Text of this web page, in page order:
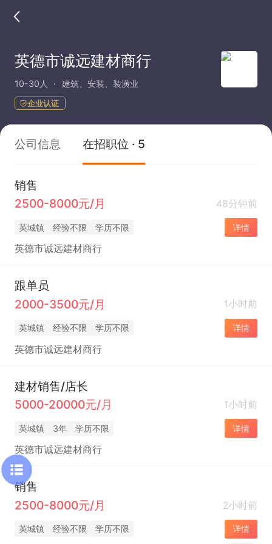
英德市诚远建材商行
10-30人 建筑、安装、装潢业
企业认证
公司信息 在招职位 · 5
销售
2500-8000元/月
48分钟前
英城镇 经验不限 学历不限 详情
英德市诚远建材商行
跟单员
2000-3500元/月
1小时前
英城镇 经验不限 学历不限 详情
英德市诚远建材商行
建材销售/店长
5000-20000元/月
1小时前
英城镇 3年 学历不限 详情
英德市诚远建材商行
销售
2500-8000元/月
2小时前
英城镇 经验不限 学历不限 详情